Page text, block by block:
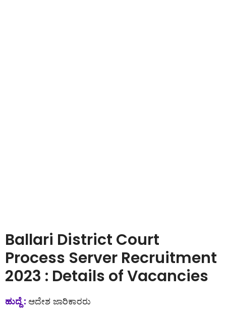
Ballari District Court
Process Server Recruitment
2023 : Details of Vacancies
ಹುದ್ದೆ : ಆದೇಶ ಜಾರಿಕಾರರು